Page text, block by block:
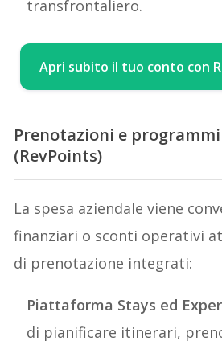
transfrontaliero.
Apri subito il tuo conto con
Prenotazioni e
(RevPoints)
La spesa aziendale viene
finanziari o sconti operativi
di prenotazione integrati:
Piattaforma Stays ed
di pianificare itinerari,